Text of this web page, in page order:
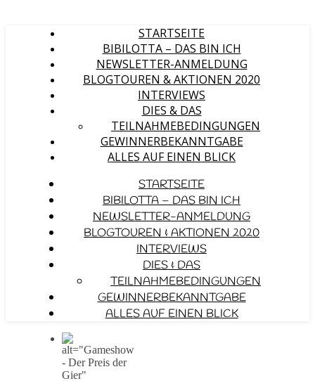
STARTSEITE
BIBILOTTA – DAS BIN ICH
NEWSLETTER-ANMELDUNG
BLOGTOUREN & AKTIONEN 2020
INTERVIEWS
DIES & DAS
TEILNAHMEBEDINGUNGEN
GEWINNERBEKANNTGABE
ALLES AUF EINEN BLICK
STARTSEITE
BIBILOTTA – DAS BIN ICH
NEWSLETTER-ANMELDUNG
BLOGTOUREN & AKTIONEN 2020
INTERVIEWS
DIES & DAS
TEILNAHMEBEDINGUNGEN
GEWINNERBEKANNTGABE
ALLES AUF EINEN BLICK